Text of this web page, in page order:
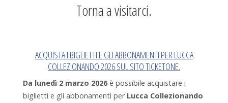
Torna a visitarci.
ACQUISTA I BIGLIETTI E GLI ABBONAMENTI PER LUCCA
COLLEZIONANDO 2026 SUL SITO TICKETONE.
Da lunedì 2 marzo 2026è possibile acquistare i
biglietti e gli abbonamenti per Lucca Collezionando